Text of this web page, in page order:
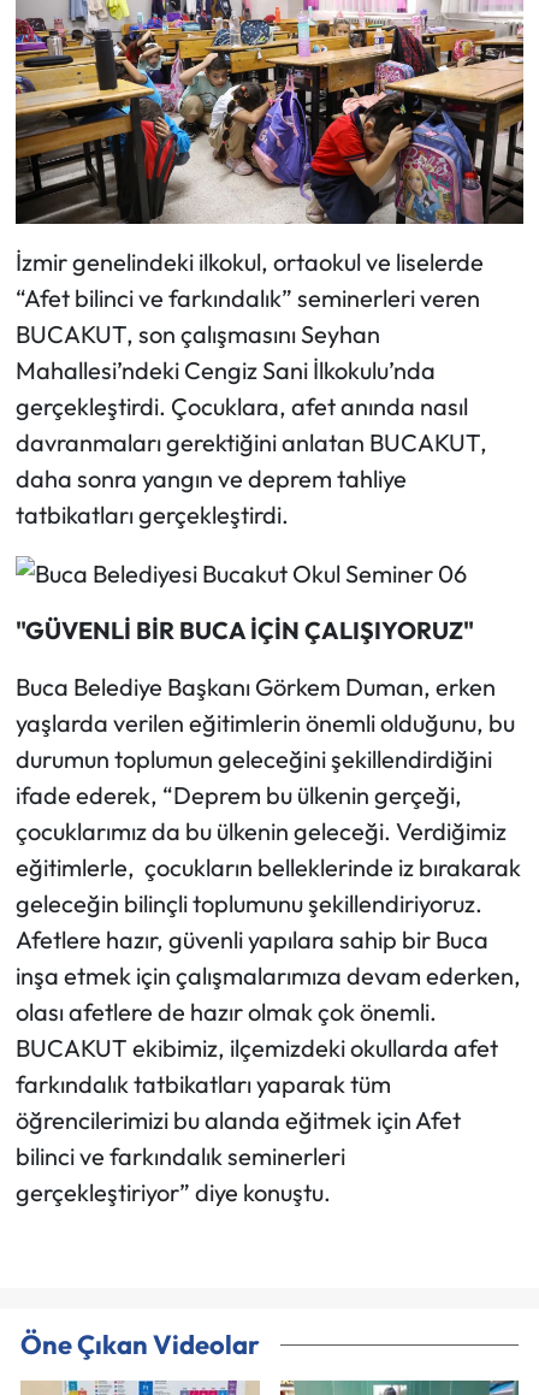
İzmir genelindeki ilkokul, ortaokul ve liselerde
“Afet bilinci ve farkındalık” seminerleri veren
BUCAKUT, son çalışmasını Seyhan
Mahallesi’ndeki Cengiz Sani İlkokulu’nda
gerçekleştirdi. Çocuklara, afet anında nasıl
davranmaları gerektiğini anlatan BUCAKUT,
daha sonra yangın ve deprem tahliye
tatbikatları gerçekleştirdi.
"GÜVENLİ BİR BUCA İÇİN ÇALIŞIYORUZ"
Buca Belediye Başkanı Görkem Duman, erken
yaşlarda verilen eğitimlerin önemli olduğunu, bu
durumun toplumun geleceğini şekillendirdiğini
ifade ederek, “Deprem bu ülkenin gerçeği,
çocuklarımız da bu ülkenin geleceği. Verdiğimiz
eğitimlerle, çocukların belleklerinde iz bırakarak
geleceğin bilinçli toplumunu şekillendiriyoruz.
Afetlere hazır, güvenli yapılara sahip bir Buca
inşa etmek için çalışmalarımıza devam ederken,
olası afetlere de hazır olmak çok önemli.
BUCAKUT ekibimiz, ilçemizdeki okullarda afet
farkındalık tatbikatları yaparak tüm
öğrencilerimizi bu alanda eğitmek için Afet
bilinci ve farkındalık seminerleri
gerçekleştiriyor” diye konuştu.
Öne Çıkan Videolar